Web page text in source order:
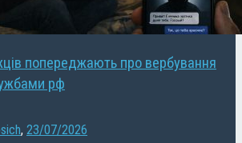
попереджають про вербування
рф
, 23/07/2026